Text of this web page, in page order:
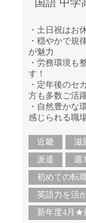
国語 中学
・土日祝はお
・穏やかで規
が魅力
・労務環境も
す！
・定年後のセ
方も多数ご活
・自然豊かな
感じられる職
近畿 滋
派遣
週
初めての転
英語力を活
新年度4月★